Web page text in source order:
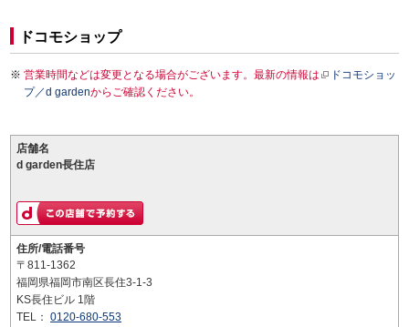
ドコモショップ
営業時間などは変更となる場合がございます。最新の情報は
ドコモショッ
プ／d gardenからご確認ください。
店舗名
d garden長住店
住所/電話番号
〒811-1362
福岡県福岡市南区長住3-1-3
KS長住ビル 1階
TEL： 0120-680-553